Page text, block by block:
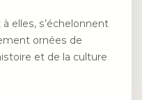
elles, s’échelonnent
ornées de
et de la culture